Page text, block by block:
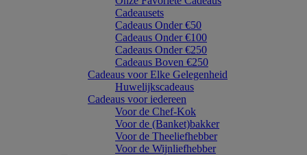
Cadeausets
Cadeaus Onder €50
Cadeaus Onder €100
Cadeaus Onder €250
Cadeaus Boven €250
Cadeaus voor Elke Gelegenheid
Huwelijkscadeaus
Cadeaus voor iedereen
Voor de Chef-Kok
Voor de (Banket)bakker
Voor de Theeliefhebber
Voor de Wijnliefhebber